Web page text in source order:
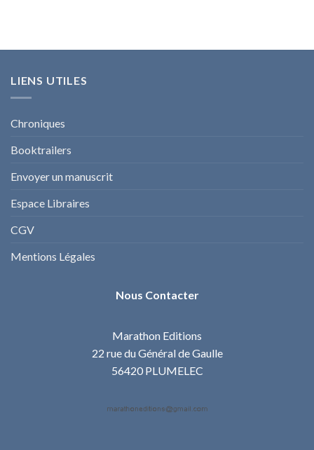
LIENS UTILES
Chroniques
Booktrailers
Envoyer un manuscrit
Espace Libraires
CGV
Mentions Légales
Nous Contacter
Marathon Editions
22 rue du Général de Gaulle
56420 PLUMELEC